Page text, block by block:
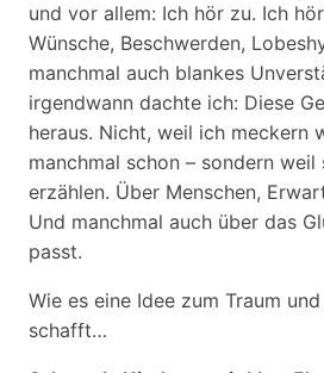
und vor allem: Ich hör zu. Ich
Wünsche, Beschwerden,
manchmal auch blankes
irgendwann dachte ich: Diese
heraus. Nicht, weil ich meckern
manchmal schon – sondern weil
erzählen. Über Menschen,
Und manchmal auch über das
passt.
Wie es eine Idee zum Traum
schafft…